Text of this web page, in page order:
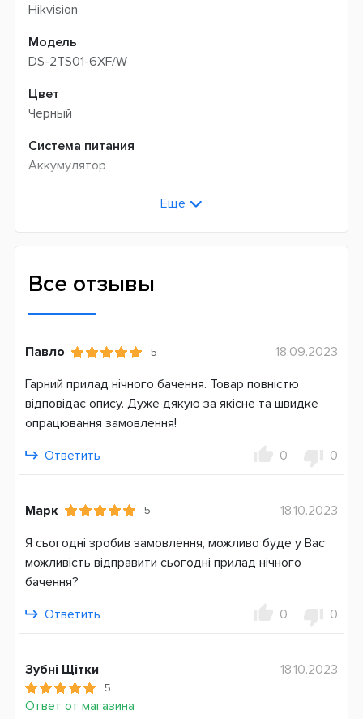
Hikvision
Модель
DS-2TS01-6XF/W
Цвет
Черный
Система питания
Аккумулятор
Страна производительЕще
Все отзывы
Павло 5
18.09.2023
Гарний прилад нічного бачення. Товар повністю
відповідає опису. Дуже дякую за якісне та швидке
опрацювання замовлення!
Ответить
0 0
Марк 5
18.10.2023
Я сьогодні зробив замовлення, можливо буде у Вас
можливість відправити сьогодні прилад нічного
бачення?
Ответить
0 0
Зубні Щітки
5
Ответ от магазина
18.10.2023